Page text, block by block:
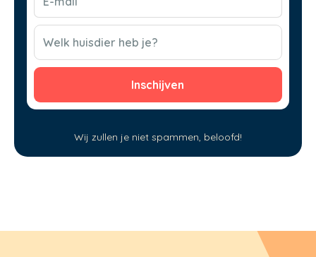
mail
(Vereist)
CAPTCHA
Welk huisdier heb je?
Wij zullen je niet spammen, beloofd!